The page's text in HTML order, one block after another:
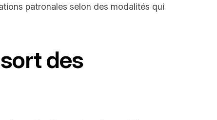
patronales selon des modalités qui
des